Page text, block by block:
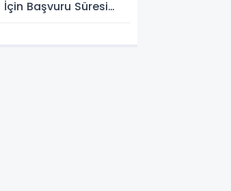
Başvuru Süresi